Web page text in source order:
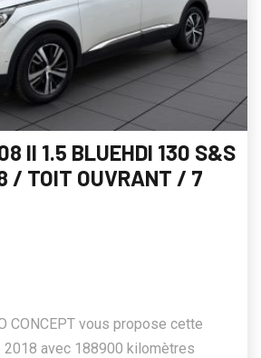
II 1.5 BLUEHDI 130 S&S
/ TOIT OUVRANT / 7
CONCEPT vous propose cette
avec 188900 kilomètres